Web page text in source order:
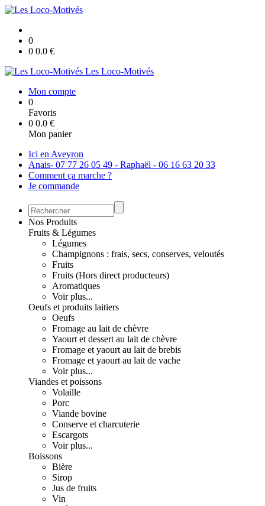
0
0 0.0 €
Les Loco-Motivés
Mon compte
0
Favoris
0 0.0 €
Mon panier
Ici en Aveyron
Anais- 07 77 26 05 49 - Raphaël - 06 16 63 20 33
Comment ça marche ?
Je commande
Nos Produits
Fruits & Légumes
Légumes
Champignons : frais, secs, conserves, veloutés
Fruits
Fruits (Hors direct producteurs)
Aromatiques
Voir plus...
Oeufs et produits laitiers
Oeufs
Fromage au lait de chèvre
Yaourt et dessert au lait de chèvre
Fromage et yaourt au lait de brebis
Fromage et yaourt au lait de vache
Voir plus...
Viandes et poissons
Volaille
Porc
Viande bovine
Conserve et charcuterie
Escargots
Voir plus...
Boissons
Bière
Sirop
Jus de fruits
Vin